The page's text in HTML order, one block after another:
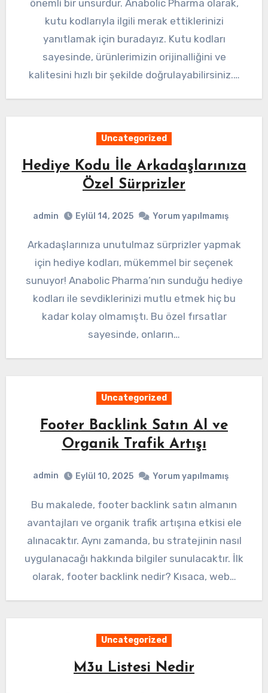
önemli bir unsurdur. Anabolic Pharma olarak,
kutu kodlarıyla ilgili merak ettiklerinizi
yanıtlamak için buradayız. Kutu kodları
sayesinde, ürünlerimizin orijinalliğini ve
kalitesini hızlı bir şekilde doğrulayabilirsiniz.…
Uncategorized
Hediye Kodu İle Arkadaşlarınıza
Özel Sürprizler
admin Eylül 14, 2025 Yorum yapılmamış
Arkadaşlarınıza unutulmaz sürprizler yapmak
için hediye kodları, mükemmel bir seçenek
sunuyor! Anabolic Pharma’nın sunduğu hediye
kodları ile sevdiklerinizi mutlu etmek hiç bu
kadar kolay olmamıştı. Bu özel fırsatlar
sayesinde, onların…
Uncategorized
Footer Backlink Satın Al ve
Organik Trafik Artışı
admin Eylül 10, 2025 Yorum yapılmamış
Bu makalede, footer backlink satın almanın
avantajları ve organik trafik artışına etkisi ele
alınacaktır. Aynı zamanda, bu stratejinin nasıl
uygulanacağı hakkında bilgiler sunulacaktır. İlk
olarak, footer backlink nedir? Kısaca, web…
Uncategorized
M3u Listesi Nedir